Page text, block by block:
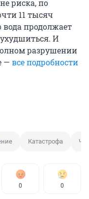
риска, по
11 тысяч
вода продолжает
И
разрушении
— все подробности
Катастрофа ЧП
0 0